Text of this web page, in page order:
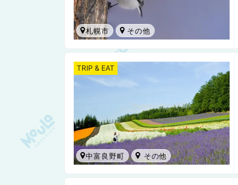
札幌市
TRIP & EAT
中富良野町